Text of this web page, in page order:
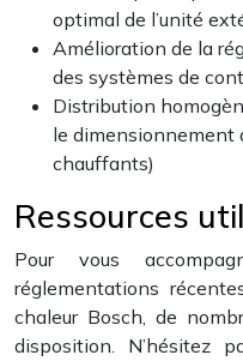
optimal de l’unité
Amélioration de la
des systèmes de
Distribution
le dimensionnement
chauffants)
Ressources
Pour vous
réglementations
chaleur Bosch, de
disposition. N’hésitez